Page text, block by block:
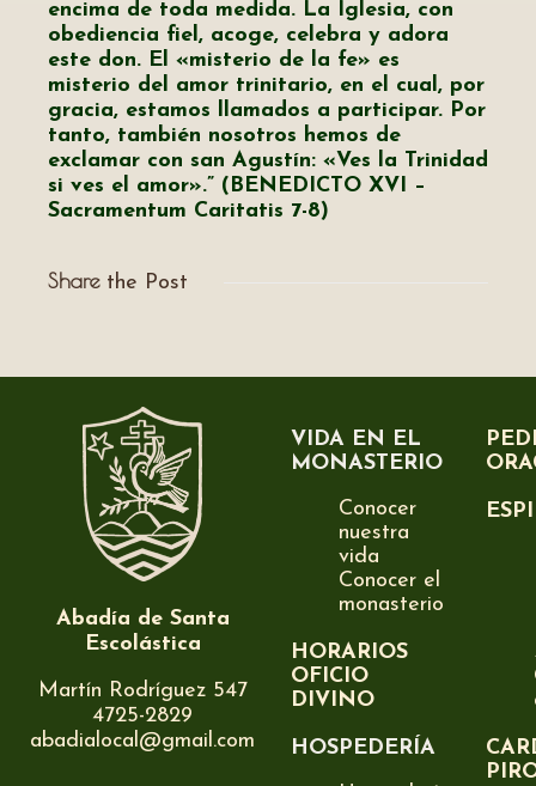
encima de toda medida. La Iglesia, con
obediencia fiel, acoge, celebra y adora
este don. El «misterio de la fe» es
misterio del amor trinitario, en el cual, por
gracia, estamos llamados a participar. Por
tanto, también nosotros hemos de
exclamar con san Agustín: «Ves la Trinidad
si ves el amor».” (BENEDICTO XVI –
Sacramentum Caritatis 7-8)
Sharethe Post
Abadía de Santa
Escolástica
Martín Rodríguez 547
4725-2829
abadialocal@gmail.com
VIDA EN EL
MONASTERIO
Conocer
nuestra
vida
Conocer el
monasterio
HORARIOS
OFICIO
DIVINO
HOSPEDERÍA